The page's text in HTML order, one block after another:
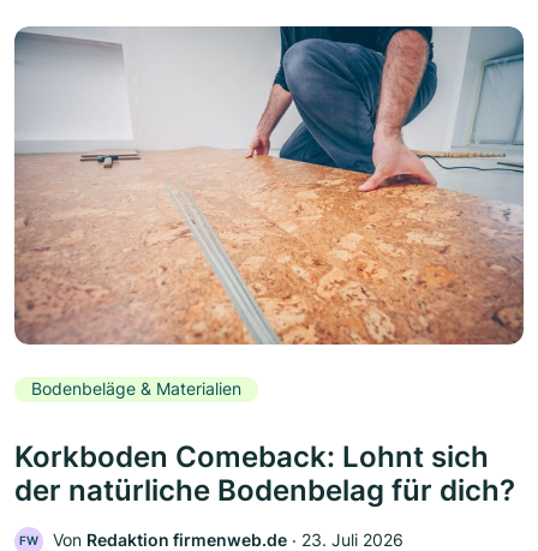
Bodenbeläge & Materialien
Korkboden Comeback: Lohnt sich
der natürliche Bodenbelag für dich?
FW Von Redaktion firmenweb.de ‧ 23. Juli 2026